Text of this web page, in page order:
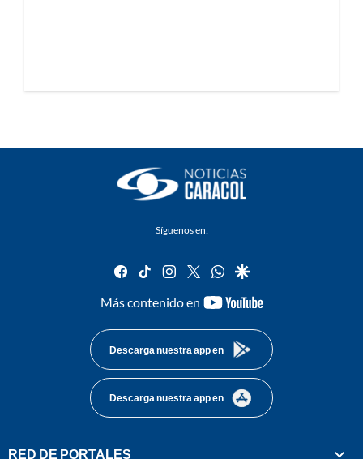
Síguenos en:
facebook
tiktok instagram
twitterwhatsapp
google
Más contenido en
youtube-
Descarga nuestra app en
Descarga nuestra app en
RED DE PORTALES